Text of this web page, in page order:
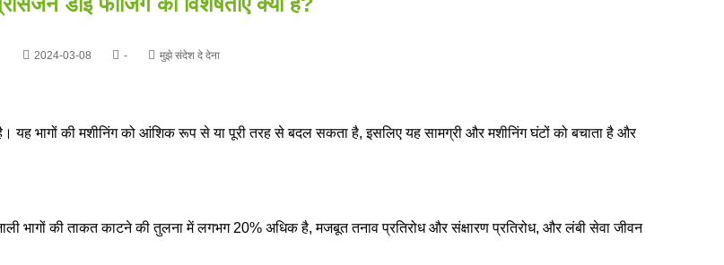
2024-03-08 - मुझे संदेश दे देना
यह भागों की मशीनिंग को आंशिक रूप से या पूरी तरह से बदल सकता है, इसलिए यह सामग्री और मशीनिंग घंटों को बचाता है और
भागों की ताकत काटने की तुलना में लगभग 20% अधिक है, मजबूत तनाव प्रतिरोध और संक्षारण प्रतिरोध, और लंबी सेवा जीवन